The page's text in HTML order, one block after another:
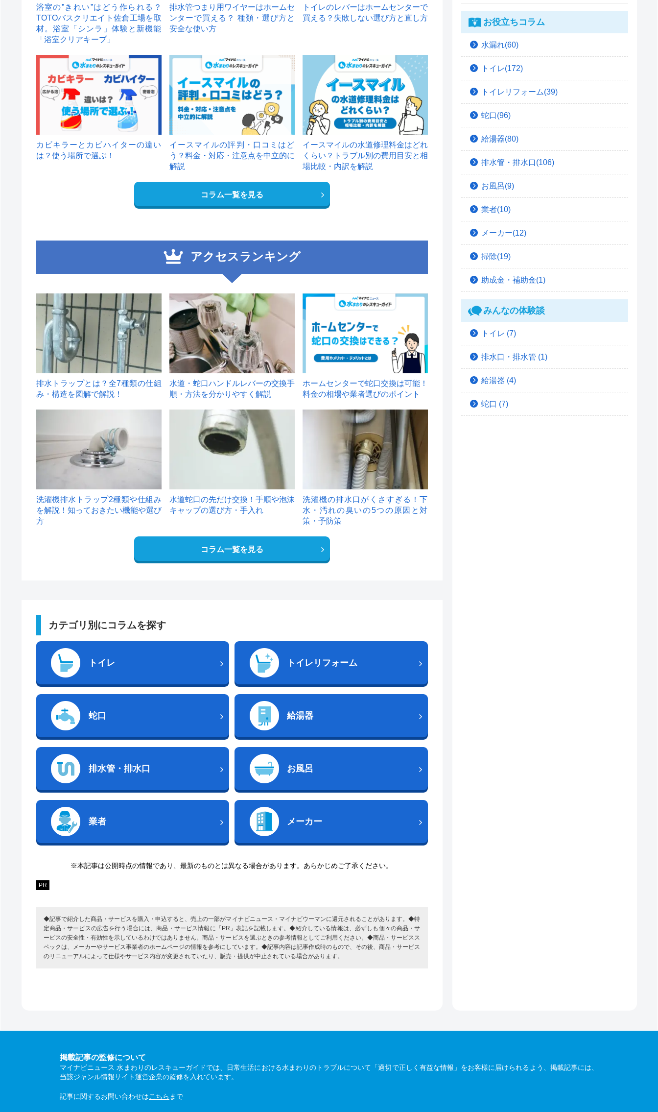
浴室の”きれい”はどう作られる？
TOTOバスクリエイト佐倉工場を取
材。浴室「シンラ」体験と新機能
「浴室クリアキープ」
排水管つまり用ワイヤーはホームセ
ンターで買える？ 種類・選び方と
安全な使い方
トイレのレバーはホームセンターで
買える？失敗しない選び方と直し方
カビキラーとカビハイターの違い
は？使う場所で選ぶ！
イースマイルの評判・口コミはど
う？料金・対応・注意点を中立的に
解説
イースマイルの水道修理料金はどれ
くらい？トラブル別の費用目安と相
場比較・内訳を解説
コラム一覧を見る
アクセスランキング
1
排水トラップとは？全7種類の仕組
み・構造を図解で解説！
2
水道・蛇口ハンドルレバーの交換手
順・方法を分かりやすく解説
ホームセンターで蛇口交換は可能！
料金の相場や業者選びのポイント
洗濯機排水トラップ2種類や仕組み
を解説！知っておきたい機能や選び
方
水道蛇口の先だけ交換！手順や泡沫
キャップの選び方・手入れ
洗濯機の排水口がくさすぎる！下
水・汚れの臭いの5つの原因と対
策・予防策
コラム一覧を見る
カテゴリ別にコラムを探す
トイレ トイレリフォーム
蛇口 給湯器
排水管・排水口 お風呂
業者 メーカー
※本記事は公開時点の情報であり、最新のものとは異なる場合があります。あらかじめご了承ください。
PR
◆記事で紹介した商品・サービスを購入・申込すると、売上の一部がマイナビニュース・マイナビウーマンに還元されることがあります。◆特
定商品・サービスの広告を行う場合には、商品・サービス情報に「PR」表記を記載します。◆紹介している情報は、必ずしも個々の商品・サ
ービスの安全性・有効性を示しているわけではありません。商品・サービスを選ぶときの参考情報としてご利用ください。◆商品・サービスス
ペックは、メーカーやサービス事業者のホームページの情報を参考にしています。◆記事内容は記事作成時のもので、その後、商品・サービス
のリニューアルによって仕様やサービス内容が変更されていたり、販売・提供が中止されている場合があります。
お役立ちコラム
水漏れ(60)
トイレ(172)
トイレリフォーム(39)
蛇口(96)
給湯器(80)
排水管・排水口(106)
お風呂(9)
業者(10)
メーカー(12)
掃除(19)
助成金・補助金(1)
みんなの体験談
トイレ (7)
排水口・排水管 (1)
給湯器 (4)
蛇口 (7)
掲載記事の監修について
マイナビニュース 水まわりのレスキューガイドでは、日常生活における水まわりのトラブルについて「適切で正しく有益な情報」をお客様に届けられるよう、掲載記事には、
当該ジャンル情報サイト運営企業の監修を入れています。
記事に関するお問い合わせはこちら まで